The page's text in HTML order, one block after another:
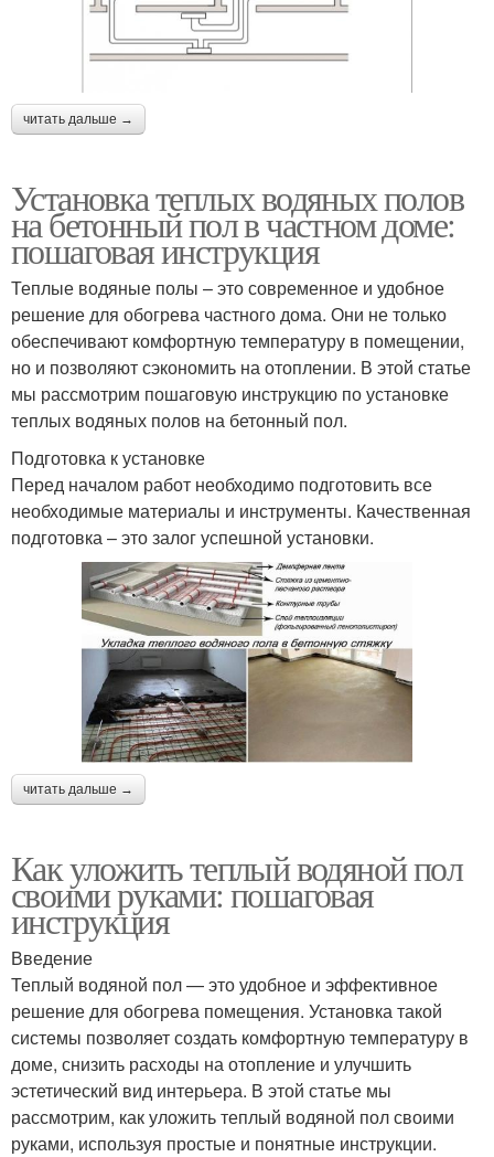
читать дальше →
Установка теплых водяных полов
на бетонный пол в частном доме:
пошаговая инструкция
Теплые водяные полы – это современное и удобное
решение для обогрева частного дома. Они не только
обеспечивают комфортную температуру в помещении,
но и позволяют сэкономить на отоплении. В этой статье
мы рассмотрим пошаговую инструкцию по установке
теплых водяных полов на бетонный пол.
Подготовка к установке
Перед началом работ необходимо подготовить все
необходимые материалы и инструменты. Качественная
подготовка – это залог успешной установки.
читать дальше →
Как уложить теплый водяной пол
своими руками: пошаговая
инструкция
Введение
Теплый водяной пол — это удобное и эффективное
решение для обогрева помещения. Установка такой
системы позволяет создать комфортную температуру в
доме, снизить расходы на отопление и улучшить
эстетический вид интерьера. В этой статье мы
рассмотрим, как уложить теплый водяной пол своими
руками, используя простые и понятные инструкции.